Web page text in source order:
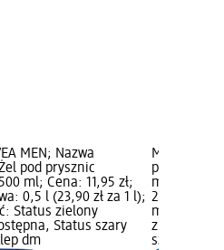
MEN; Nazwa
pod prysznic
ml; Cena: 11,95 zł;
0,5 l (23,90 zł za 1 l);
Status zielony
Status szary
dm
Marka:
produktu:
ml; Cena:
200 ml
marki dm;
zielony
szary